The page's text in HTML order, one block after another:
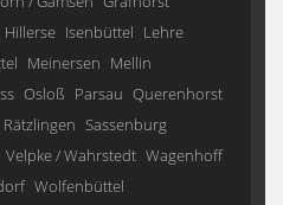
Hillerse Isenbüttel Lehre
Meinersen Mellin
Osloß Parsau Querenhorst
Rätzlingen Sassenburg
Velpke / Wahrstedt Wagenhoff
Wolfenbüttel